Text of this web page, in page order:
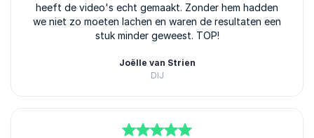
heeft de video's echt gemaakt. Zonder hem hadden
we niet zo moeten lachen en waren de resultaten een
stuk minder geweest. TOP!
Joëlle van Strien
DIJ